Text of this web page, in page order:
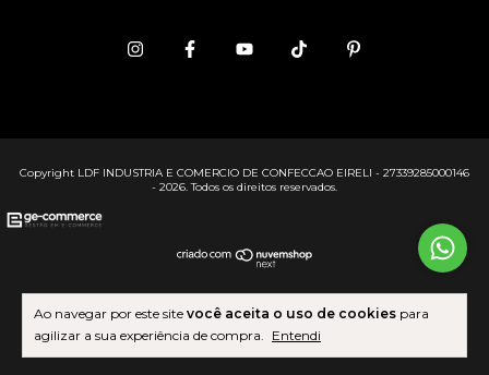
Ao navegar por este site você aceita o uso de cookies para
agilizar a sua experiência de compra. Entendi
Copyright LDF INDUSTRIA E COMERCIO DE CONFECCAO EIRELI - 27339285000146
- 2026. Todos os direitos reservados.